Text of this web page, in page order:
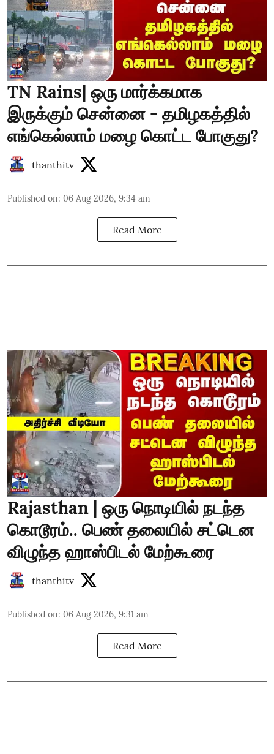
TN Rains| ஒரு மார்க்கமாக
இருக்கும் சென்னை - தமிழகத்தில்
எங்கெல்லாம் மழை கொட்ட போகுது?
thanthitv
Published on: 06 Aug 2026, 9:34 am
Read More
Rajasthan | ஒரு நொடியில் நடந்த
கொடூரம்.. பெண் தலையில் சட்டென
விழுந்த ஹாஸ்பிடல் மேற்கூரை
thanthitv
Published on: 06 Aug 2026, 9:31 am
Read More